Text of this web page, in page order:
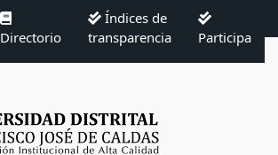
Directorio
Índices de
transparencia
Participa